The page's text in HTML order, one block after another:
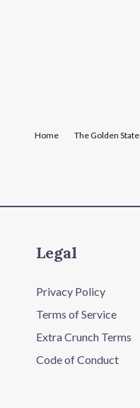
Home The Golden State
Legal
Privacy Policy
Terms of Service
Extra Crunch Terms
Code of Conduct